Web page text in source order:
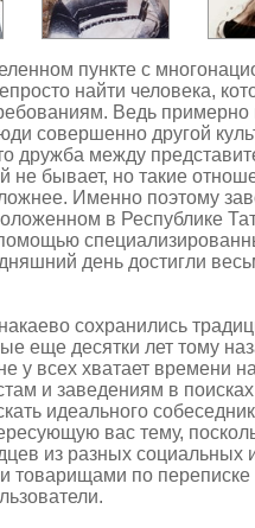
пункте с
найти человека,
Ведь примерно
совершенно другой
дружба между
не бывает, но такие
Именно поэтому
в Республике
день достигли
сохранились
еще десятки лет тому
у всех хватает времени
и заведениям в
идеального
вас тему,
из разных социальных
товарищами по переписке